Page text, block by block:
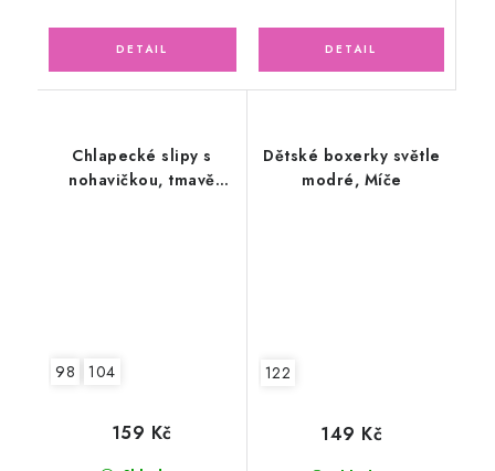
Chlapecké slipy s
nohavičkou, tmavě
98 104
159 Kč
Dětské boxerky světle
modré, Míče
122
149 Kč